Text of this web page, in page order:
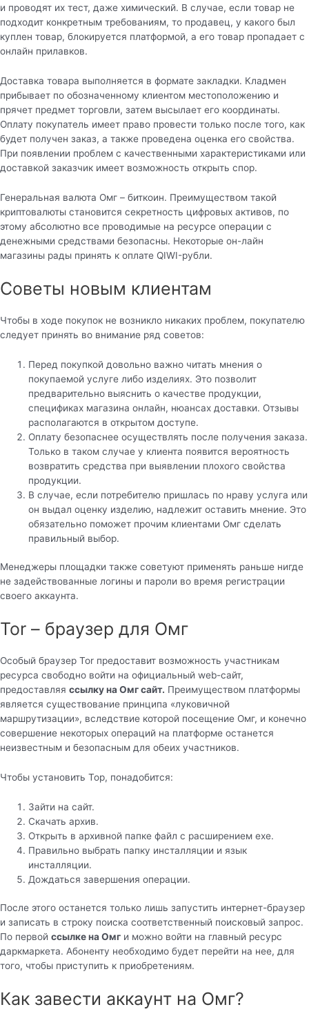
и проводят их тест, даже химический. В случае, если товар не
подходит конкретным требованиям, то продавец, у какого был
куплен товар, блокируется платформой, а его товар пропадает с
онлайн прилавков.
Доставка товара выполняется в формате закладки. Кладмен
прибывает по обозначенному клиентом местоположению и
прячет предмет торговли, затем высылает его координаты.
Оплату покупатель имеет право провести только после того, как
будет получен заказ, а также проведена оценка его свойства.
При появлении проблем с качественными характеристиками или
доставкой заказчик имеет возможность открыть спор.
Генеральная валюта Омг – биткоин. Преимуществом такой
криптовалюты становится секретность цифровых активов, по
этому абсолютно все проводимые на ресурсе операции с
денежными средствами безопасны. Некоторые он-лайн
магазины рады принять к оплате QIWI-рубли.
Советы новым клиентам
Чтобы в ходе покупок не возникло никаких проблем, покупателю
следует принять во внимание ряд советов:
Перед покупкой довольно важно читать мнения о
покупаемой услуге либо изделиях. Это позволит
предварительно выяснить о качестве продукции,
спецификах магазина онлайн, нюансах доставки. Отзывы
располагаются в открытом доступе.
Оплату безопаснее осуществлять после получения заказа.
Только в таком случае у клиента появится вероятность
возвратить средства при выявлении плохого свойства
продукции.
В случае, если потребителю пришлась по нраву услуга или
он выдал оценку изделию, надлежит оставить мнение. Это
обязательно поможет прочим клиентами Омг сделать
правильный выбор.
Менеджеры площадки также советуют применять раньше нигде
не задействованные логины и пароли во время регистрации
своего аккаунта.
Tor – браузер для Омг
Особый браузер Tor предоставит возможность участникам
ресурса свободно войти на официальный web-сайт,
предоставляя ссылку на Омг сайт. Преимуществом платформы
является существование принципа «луковичной
маршрутизации», вследствие которой посещение Омг, и конечно
совершение некоторых операций на платформе останется
неизвестным и безопасным для обеих участников.
Чтобы установить Тор, понадобится:
Зайти на сайт.
Скачать архив.
Открыть в архивной папке файл с расширением exe.
Правильно выбрать папку инсталляции и язык
инсталляции.
Дождаться завершения операции.
После этого останется только лишь запустить интернет-браузер
и записать в строку поиска соответственный поисковый запрос.
По первой ссылке на Омг и можно войти на главный ресурс
даркмаркета. Абоненту необходимо будет перейти на нее, для
того, чтобы приступить к приобретениям.
Как завести аккаунт на Омг?